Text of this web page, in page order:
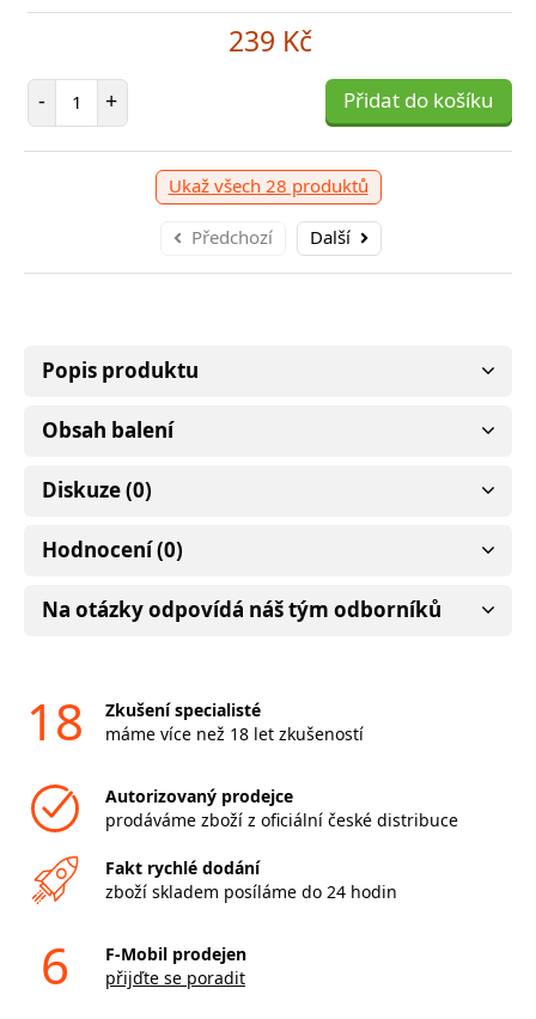
239 Kč
- Počet položek
+ Přidat do košíku
Ukaž všech 28 produktů
Předchozí Další
Popis produktu
Obsah balení
Diskuze (0)
Hodnocení (0)
Na otázky odpovídá náš tým odborníků
18
Zkušení specialisté
máme více než 18 let zkušeností
Autorizovaný prodejce
prodáváme zboží z oficiální české distribuce
Fakt rychlé dodání
zboží skladem posíláme do 24 hodin
6
F-Mobil prodejen
přijďte se poradit